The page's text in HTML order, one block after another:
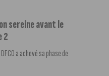
sereine avant le
2
a achevé sa phase de